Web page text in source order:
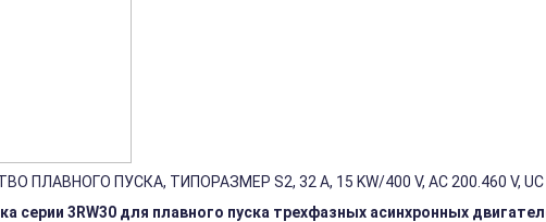
ПЛАВНОГО ПУСКА, ТИПОРАЗМЕР S2, 32 A, 15 KW/400 V, AC 200.460 V,
серии 3RW30 для плавного пуска трехфазных асинхронных